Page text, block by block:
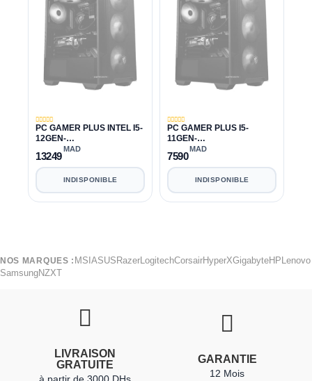
PC GAMER PLUS INTEL I5-
12GEN-
12400F|32GB|1TB|RTX
3070 8GB
13249
MAD
INDISPONIBLE
PC GAMER PLUS I5-
11GEN-
11400F|16GB|240GB|500G
B|RTX 3050 8GB
7590
MAD
INDISPONIBLE
NOS MARQUES : MSI ASUS RazerLogitechCorsairHyperXGigabyteHP Lenovo
SamsungNZXT
LIVRAISON
GRATUITE
à partir de 3000 DHs
GARANTIE
12 Mois